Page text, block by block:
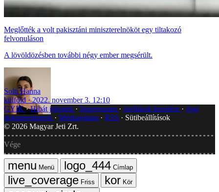
Meglőtték a volt pakisztáni miniszterelnököt egy tiltakozó
felvonuláson
A lövöldözésben további négy ember megsérült.
Solti Hanna
külföld
2022. november 3. 12:10
GYIK Hibát jelentek Impresszum Javítások kezelése
Jogi
dokumentumok
Médiaajánlat RSS
Sütibeállítások
© 2026 Magyar Jeti Zrt.
Vége
Menü
Címlap
Friss
Kör